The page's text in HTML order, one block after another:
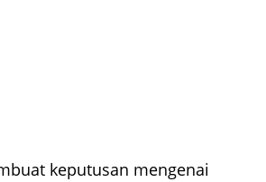
keputusan mengenai